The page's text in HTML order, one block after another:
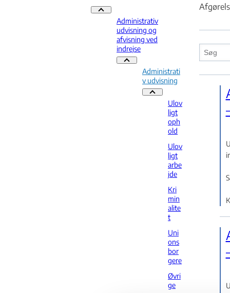
Praksis - Flere links
Administrativ
udvisning og
afvisning ved
indrejse
Administrativ udvisning og
Administrati
v udvisning
Administrativ udvisning -
Ulov
ligt
oph
old
Ulov
ligt
arbe
jde
Kri
min
alite
t
Uni
ons
bor
gere
Øvri
ge